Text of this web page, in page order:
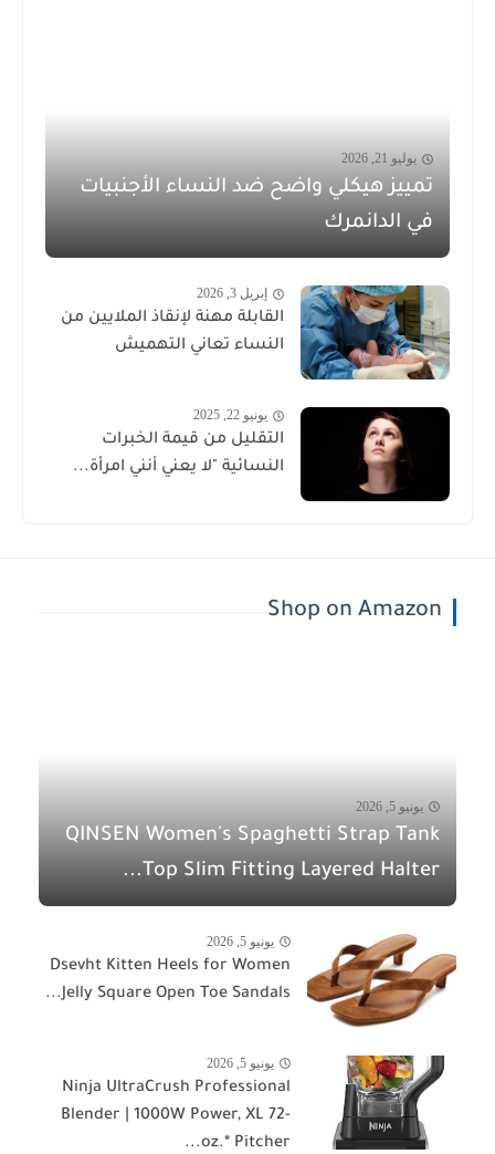
يوليو 21, 2026
تمييز هيكلي واضح ضد النساء الأجنبيات
في الدانمرك
إبريل 3, 2026
القابلة مهنة لإنقاذ الملايين من
النساء تعاني التهميش
يونيو 22, 2025
التقليل من قيمة الخبرات
النسائية "لا يعني أنني امرأة...
Shop on Amazon
يونيو 5, 2026
QINSEN Women's Spaghetti Strap Tank
Top Slim Fitting Layered Halter...
يونيو 5, 2026
Dsevht Kitten Heels for Women
Jelly Square Open Toe Sandals...
يونيو 5, 2026
Ninja UltraCrush Professional
Blender | 1000W Power, XL 72-
oz.* Pitcher...